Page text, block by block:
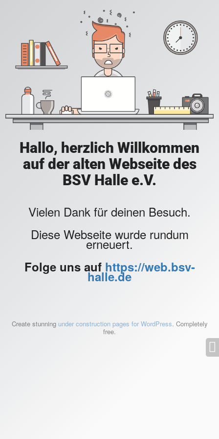
Hallo, herzlich Willkommen
auf der alten Webseite des
BSV Halle e.V.
Vielen Dank für deinen Besuch.
Diese Webseite wurde rundum
erneuert.
Folge uns auf https://web.bsv-
halle.de
Create stunning under construction pages for WordPress. Completely
free.